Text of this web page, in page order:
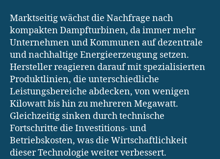
Marktseitig wächst die Nachfrage nach
kompakten Dampfturbinen, da immer mehr
Unternehmen und Kommunen auf dezentrale
und nachhaltige Energieerzeugung setzen.
Hersteller reagieren darauf mit spezialisierten
Produktlinien, die unterschiedliche
Leistungsbereiche abdecken, von wenigen
Kilowatt bis hin zu mehreren Megawatt.
Gleichzeitig sinken durch technische
Fortschritte die Investitions- und
Betriebskosten, was die Wirtschaftlichkeit
dieser Technologie weiter verbessert.